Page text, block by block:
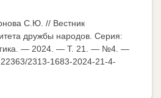
С.Ю. // Вестник
дружбы народов. Серия:
— 2024. — Т. 21. — №4. —
2313-1683-2024-21-4-